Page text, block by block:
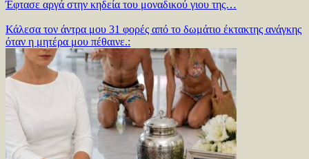
Έφτασε αργά στην κηδεία του μοναδικού γιου της…
Κάλεσα τον άντρα μου 31 φορές από το δωμάτιο έκτακτης ανάγκης
όταν η μητέρα μου πέθαινε.: